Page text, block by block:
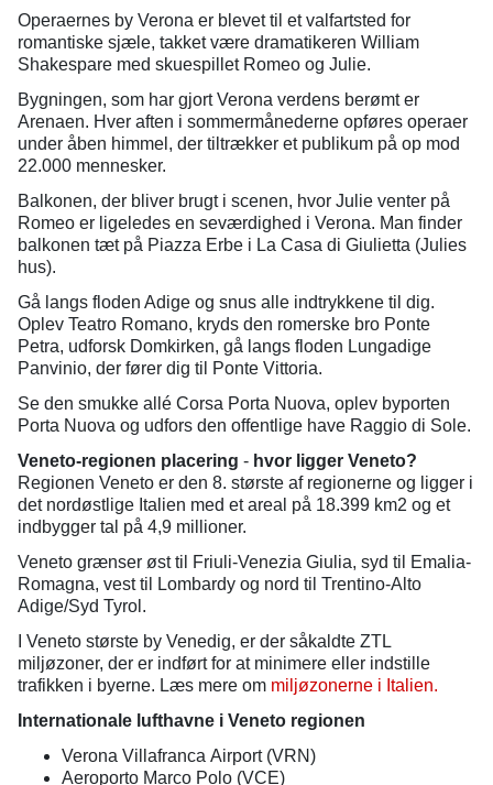
Operaernes by Verona er blevet til et valfartsted for
romantiske sjæle, takket være dramatikeren William
Shakespare med skuespillet Romeo og Julie.
Bygningen, som har gjort Verona verdens berømt er
Arenaen. Hver aften i sommermånederne opføres operaer
under åben himmel, der tiltrækker et publikum på op mod
22.000 mennesker.
Balkonen, der bliver brugt i scenen, hvor Julie venter på
Romeo er ligeledes en seværdighed i Verona. Man finder
balkonen tæt på Piazza Erbe i La Casa di Giulietta (Julies
hus).
Gå langs floden Adige og snus alle indtrykkene til dig.
Oplev Teatro Romano, kryds den romerske bro Ponte
Petra, udforsk Domkirken, gå langs floden Lungadige
Panvinio, der fører dig til Ponte Vittoria.
Se den smukke allé Corsa Porta Nuova, oplev byporten
Porta Nuova og udfors den offentlige have Raggio di Sole.
Veneto-regionen placering - hvor ligger Veneto?
Regionen Veneto er den 8. største af regionerne og ligger i
det nordøstlige Italien med et areal på 18.399 km2 og et
indbygger tal på 4,9 millioner.
Veneto grænser øst til Friuli-Venezia Giulia, syd til Emalia-
Romagna, vest til Lombardy og nord til Trentino-Alto
Adige/Syd Tyrol.
I Veneto største by Venedig, er der såkaldte ZTL
miljøzoner, der er indført for at minimere eller indstille
trafikken i byerne. Læs mere om miljøzonerne i Italien.
Internationale lufthavne i Veneto regionen
Verona Villafranca Airport (VRN)
Aeroporto Marco Polo (VCE)